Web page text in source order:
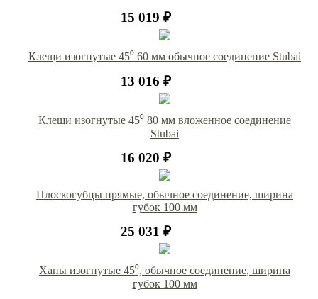
15 019 ₽
Клещи изогнутые 45⁰ 60 мм обычное соединение Stubai
13 016 ₽
Клещи изогнутые 45⁰ 80 мм вложенное соединение
Stubai
16 020 ₽
Плоскогубцы прямые, обычное соединение, ширина
губок 100 мм
25 031 ₽
Хапы изогнутые 45⁰, обычное соединение, ширина
губок 100 мм